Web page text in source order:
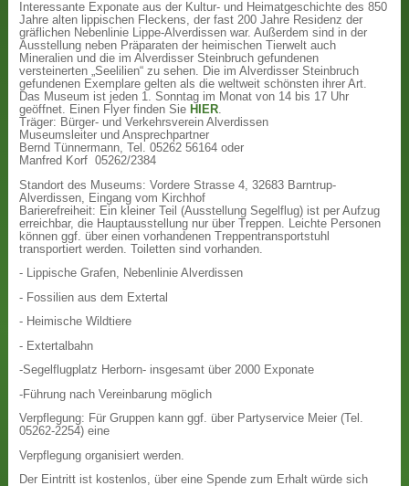
Interessante Exponate aus der Kultur- und Heimatgeschichte des 850
Jahre alten lippischen Fleckens, der fast 200 Jahre Residenz der
gräflichen Nebenlinie Lippe-Alverdissen war. Außerdem sind in der
Ausstellung neben Präparaten der heimischen Tierwelt auch
Mineralien und die im Alverdisser Steinbruch gefundenen
versteinerten „Seelilien“ zu sehen. Die im Alverdisser Steinbruch
gefundenen Exemplare gelten als die weltweit schönsten ihrer Art.
Das Museum ist jeden 1. Sonntag im Monat von 14 bis 17 Uhr
geöffnet. Einen Flyer finden Sie HIER.
Träger: Bürger- und Verkehrsverein Alverdissen
Museumsleiter und Ansprechpartner
Bernd Tünnermann, Tel. 05262 56164 oder
Manfred Korf 05262/2384
Standort des Museums: Vordere Strasse 4, 32683 Barntrup-
Alverdissen, Eingang vom Kirchhof
Barierefreiheit: Ein kleiner Teil (Ausstellung Segelflug) ist per Aufzug
erreichbar, die Hauptausstellung nur über Treppen. Leichte Personen
können ggf. über einen vorhandenen Treppentransportstuhl
transportiert werden. Toiletten sind vorhanden.
- Lippische Grafen, Nebenlinie Alverdissen
- Fossilien aus dem Extertal
- Heimische Wildtiere
- Extertalbahn
-Segelflugplatz Herborn- insgesamt über 2000 Exponate
-Führung nach Vereinbarung möglich
Verpflegung: Für Gruppen kann ggf. über Partyservice Meier (Tel.
05262-2254) eine
Verpflegung organisiert werden.
Der Eintritt ist kostenlos, über eine Spende zum Erhalt würde sich